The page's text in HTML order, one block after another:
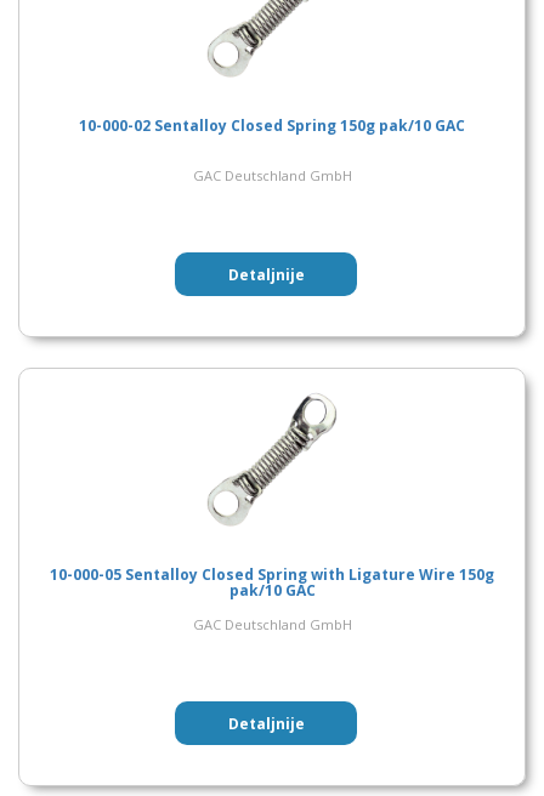
10-000-02 Sentalloy Closed Spring 150g pak/10 GAC
GAC Deutschland GmbH
Detaljnije
10-000-05 Sentalloy Closed Spring with Ligature Wire 150g
pak/10 GAC
GAC Deutschland GmbH
Detaljnije